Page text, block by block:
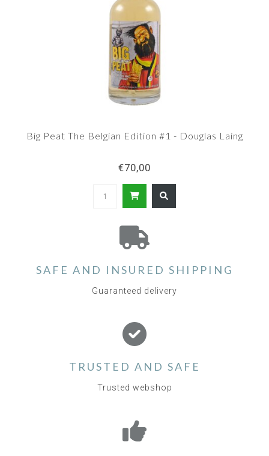
Big Peat The Belgian Edition #1 - Douglas Laing
€70,00
SAFE AND INSURED SHIPPING
Guaranteed delivery
TRUSTED AND SAFE
Trusted webshop